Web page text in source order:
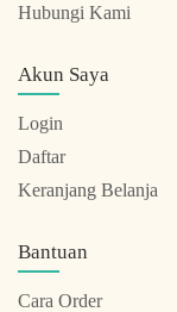
Hubungi Kami
Akun Saya
Login
Daftar
Keranjang Belanja
Bantuan
Cara Order